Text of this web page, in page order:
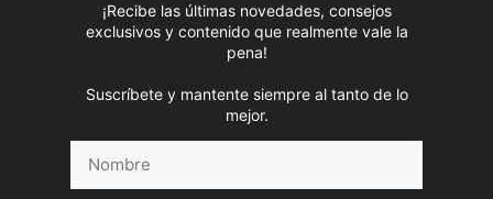
¡Recibe las últimas novedades, consejos
exclusivos y contenido que realmente vale la
pena!
Suscríbete y mantente siempre al tanto de lo
mejor.